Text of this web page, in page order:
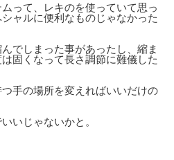
って、レキのを使っていて思っ
ャルに便利なものじゃなかった
でしまった事があったし、縮ま
固くなって長さ調節に難儀した
手の場所を変えればいいだけの
いじゃないかと。